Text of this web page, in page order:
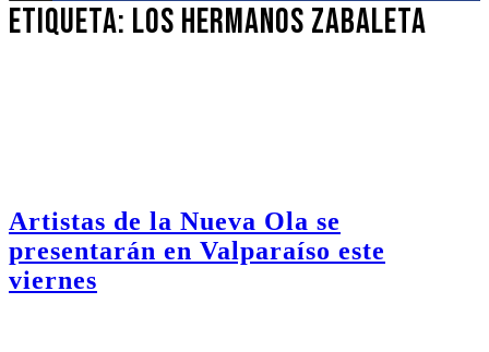
Etiqueta: Los Hermanos Zabaleta
Artistas de la Nueva Ola se
presentarán en Valparaíso este
viernes